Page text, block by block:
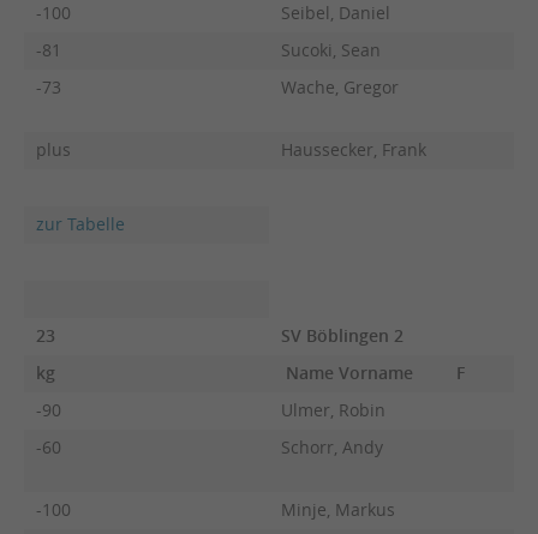
-100
Seibel, Daniel
-81
Sucoki, Sean
-73
Wache, Gregor
plus Haussecker, Frank
zur Tabelle
23
SV Böblingen 2
kg
Name Vorname
F
-90
Ulmer, Robin
-60
Schorr, Andy
-100
Minje, Markus